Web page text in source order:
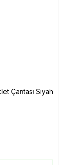
Çantası Siyah